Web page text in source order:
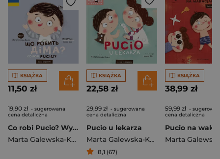
KSIĄŻKA
11,50 zł
19,90 zł - sugerowana
cena detaliczna
Co robi Pucio? Wydanie polsko-ukraińskie Що робить Діма?
Marta Galewska-Kustra
KSIĄŻKA
22,58 zł
29,99 zł - sugerowana
cena detaliczna
Pucio u lekarza
Marta Galewska-Kustra
8,1 (67)
KSIĄŻKA
38,99 zł
59,99 zł -
cena detaliczna